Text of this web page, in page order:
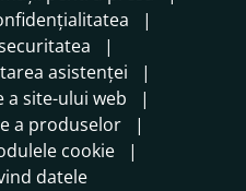
asistenței
a site-ului web
a produselor
cookie
datele